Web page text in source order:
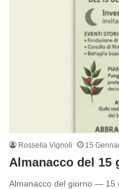
Rossella Vignoli 15
Almanacco del 15
Almanacco del giorno — 15